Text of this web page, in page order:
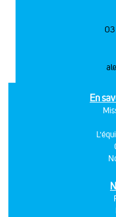
03
En